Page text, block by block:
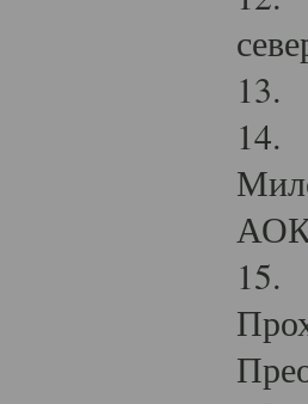
13.
14.
15.